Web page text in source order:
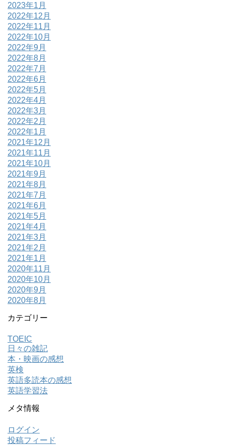
2023年1月
2022年12月
2022年11月
2022年10月
2022年9月
2022年8月
2022年7月
2022年6月
2022年5月
2022年4月
2022年3月
2022年2月
2022年1月
2021年12月
2021年11月
2021年10月
2021年9月
2021年8月
2021年7月
2021年6月
2021年5月
2021年4月
2021年3月
2021年2月
2021年1月
2020年11月
2020年10月
2020年9月
2020年8月
カテゴリー
TOEIC
日々の雑記
本・映画の感想
英検
英語多読本の感想
英語学習法
メタ情報
ログイン
投稿フィード